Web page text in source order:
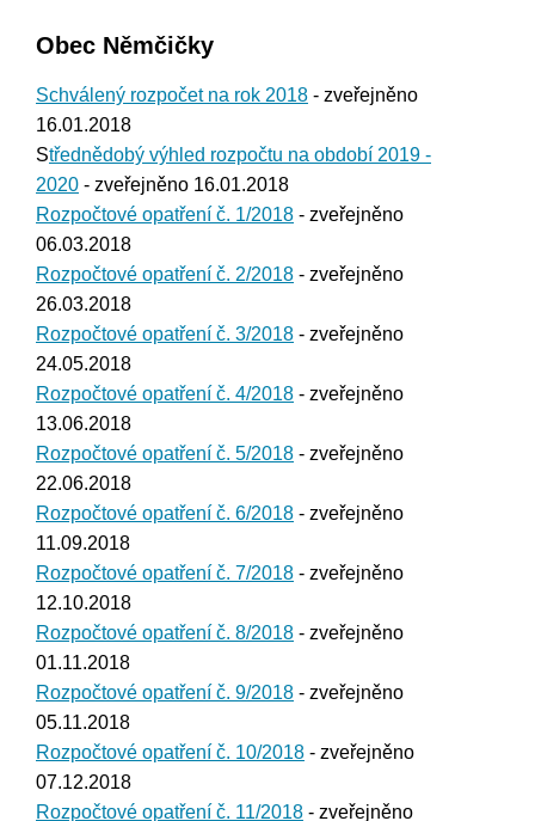
Obec Němčičky
Schválený rozpočet na rok 2018 - zveřejněno
16.01.2018
Střednědobý výhled rozpočtu na období 2019 -
2020 - zveřejněno 16.01.2018
Rozpočtové opatření č. 1/2018 - zveřejněno
06.03.2018
Rozpočtové opatření č. 2/2018 - zveřejněno
26.03.2018
Rozpočtové opatření č. 3/2018 - zveřejněno
24.05.2018
Rozpočtové opatření č. 4/2018 - zveřejněno
13.06.2018
Rozpočtové opatření č. 5/2018 - zveřejněno
22.06.2018
Rozpočtové opatření č. 6/2018 - zveřejněno
11.09.2018
Rozpočtové opatření č. 7/2018 - zveřejněno
12.10.2018
Rozpočtové opatření č. 8/2018 - zveřejněno
01.11.2018
Rozpočtové opatření č. 9/2018 - zveřejněno
05.11.2018
Rozpočtové opatření č. 10/2018 - zveřejněno
07.12.2018
Rozpočtové opatření č. 11/2018 - zveřejněno